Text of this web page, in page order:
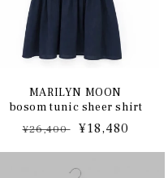
MARILYN MOON
bosom tunic sheer shirt
通
常
¥26,400
セ
ー
ル
¥18,480